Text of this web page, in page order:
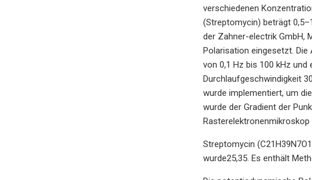
verschiedenen
(Streptomycin) beträgt
der Zahner-electrik GmbH,
Polarisation eingesetzt.
von 0,1 Hz bis 100 kHz
Durchlaufgeschwindigkeit
wurde implementiert, um
wurde der Gradient der
Streptomycin
wurde25,35. Es enthält